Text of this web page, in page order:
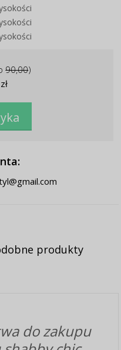
90,00)
produkty
do zakupu